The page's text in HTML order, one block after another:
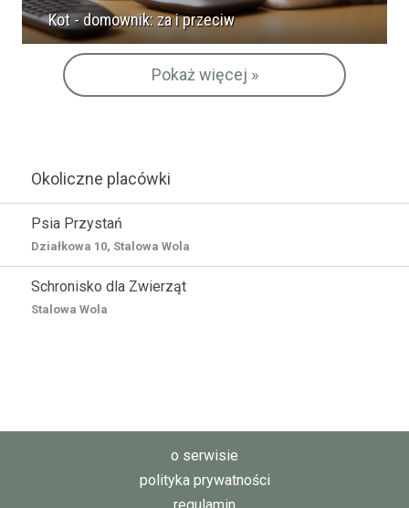
Kot - domownik: za i przeciw
Pokaż więcej »
Okoliczne placówki
Psia Przystań
Działkowa 10, Stalowa Wola
Schronisko dla Zwierząt
Stalowa Wola
o serwisie
polityka prywatności